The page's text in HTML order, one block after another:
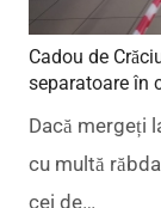
Cadou de
separatoare în
Dacă mergeți
cu multă
cei de…